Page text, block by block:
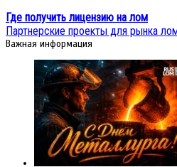
Где получить лицензию на лом
Партнерские проекты для рынка
Важная информация